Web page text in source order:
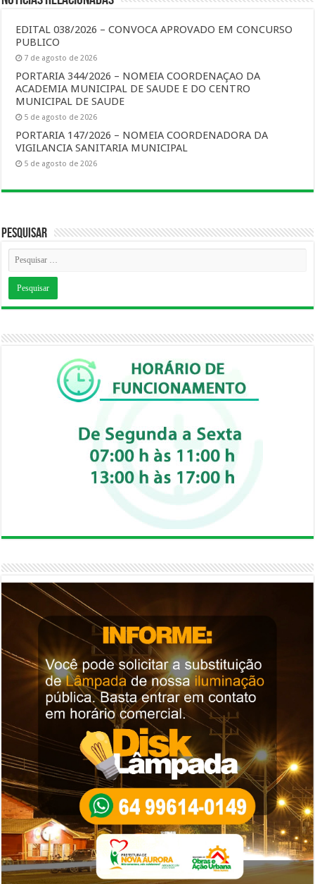
EDITAL 038/2026 – CONVOCA APROVADO EM CONCURSO
PUBLICO
7 de agosto de 2026
PORTARIA 344/2026 – NOMEIA COORDENAÇAO DA
ACADEMIA MUNICIPAL DE SAUDE E DO CENTRO
MUNICIPAL DE SAUDE
5 de agosto de 2026
PORTARIA 147/2026 – NOMEIA COORDENADORA DA
VIGILANCIA SANITARIA MUNICIPAL
5 de agosto de 2026
Pesquisar